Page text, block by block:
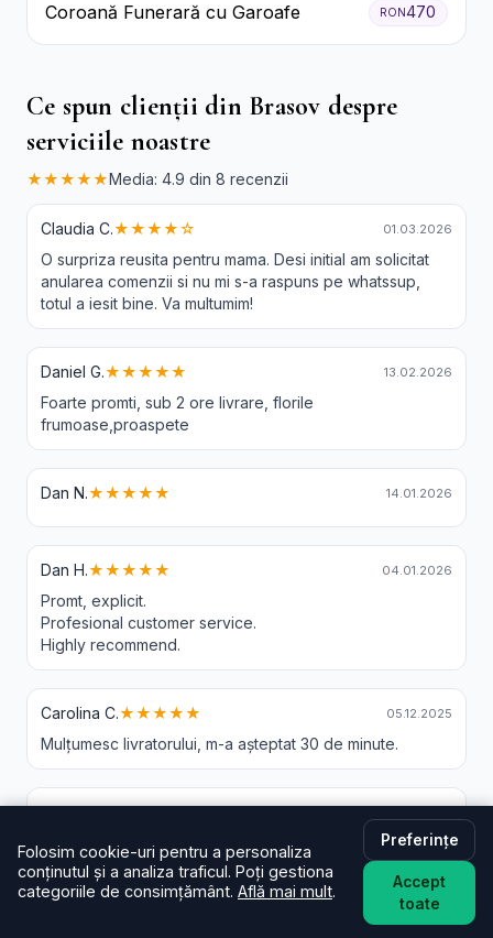
Coroană Funerară cu Garoafe RON470
Ce spun clienții din Brasov despre
serviciile noastre
★★★★★Media: 4.9 din 8 recenzii
Claudia C.★★★★☆ 01.03.2026
O surpriza reusita pentru mama. Desi initial am solicitat
anularea comenzii si nu mi s-a raspuns pe whatssup,
totul a iesit bine. Va multumim!
Daniel G.★★★★★ 13.02.2026
Foarte promti, sub 2 ore livrare, florile
frumoase,proaspete
Dan N.★★★★★ 14.01.2026
Dan H.★★★★★ 04.01.2026
Promt, explicit.
Profesional customer service.
Highly recommend.
Carolina C.★★★★★ 05.12.2025
Mulțumesc livratorului, m-a așteptat 30 de minute.
Barac C.★★★★★
Buchetul a fost superb, livrarea de asemenea
la timp. Va recomand din toată inima❤️❤️❤️❤️❤️
Folosim cookie-uri pentru a personaliza
conținutul și a analiza traficul. Poți gestiona
categoriile de consimțământ. Află mai mult.
Preferințe
Accept
toate